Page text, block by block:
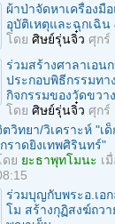
ผ้าป่าจัดหาเครื่องมื
อุบัติเหตุและฉุกเฉิน
โดย ศิษย์รุ่นจิ๋ว ศุกร์
ร่วมสร้างศาลาเอน
ประกอบพิธีกรรมทา
กิจกรรมของวัดขวาง
โดย ศิษย์รุ่นจิ๋ว ศุกร์
ตวิทยา/วิเคราะห์ "เ
ราดยิงเทพศิรินทร์"
ดย ยะธาพุทโมนะ เ
ร่วมบุญกับพระอ.เ
โม สร้างกุฏิสงฆ์ถวา